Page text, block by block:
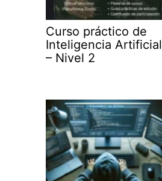
Curso práctico de
Inteligencia Artificial
– Nivel 2